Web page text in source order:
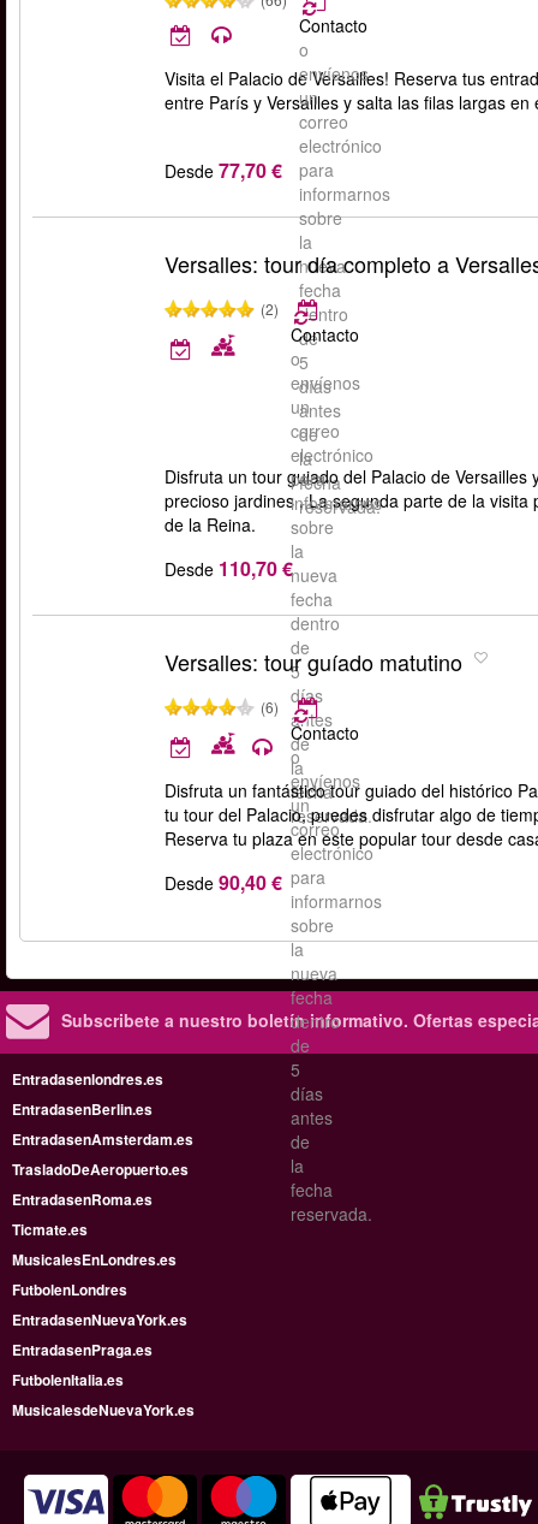
Contacto
o
envíenos
un
correo
electrónico
para
informarnos
sobre
la
nueva
fecha
dentro
de
5
días
antes
de
la
fecha
reservada.
Visita el Palacio de Versailles! Reserva tus
entre París y Versailles y salta las filas largas en
Desde 77,70 €
Versalles: tour día completo a
(2)
Contacto
o
envíenos
un
correo
electrónico
para
informarnos
sobre
la
nueva
fecha
dentro
de
5
días
antes
de
la
fecha
reservada.
Disfruta un tour guiado del Palacio de
precioso jardines . La segunda parte de la
de la Reina.
Desde 110,70 €
Versalles: tour guíado matutino
(6)
Contacto
o
envíenos
un
correo
electrónico
para
informarnos
sobre
la
nueva
fecha
dentro
de
5
días
antes
de
la
fecha
reservada.
Disfruta un fantástico tour guiado del histórico
tu tour del Palacio, puedes disfrutar algo de
Reserva tu plaza en este popular tour desde
Desde 90,40 €
Subscribete a nuestro boletín informativo. Ofertas
Entradasenlondres.es
EntradasenBerlin.es
EntradasenAmsterdam.es
TrasladoDeAeropuerto.es
EntradasenRoma.es
Ticmate.es
MusicalesEnLondres.es
FutbolenLondres
EntradasenNuevaYork.es
EntradasenPraga.es
FutbolenItalia.es
MusicalesdeNuevaYork.es